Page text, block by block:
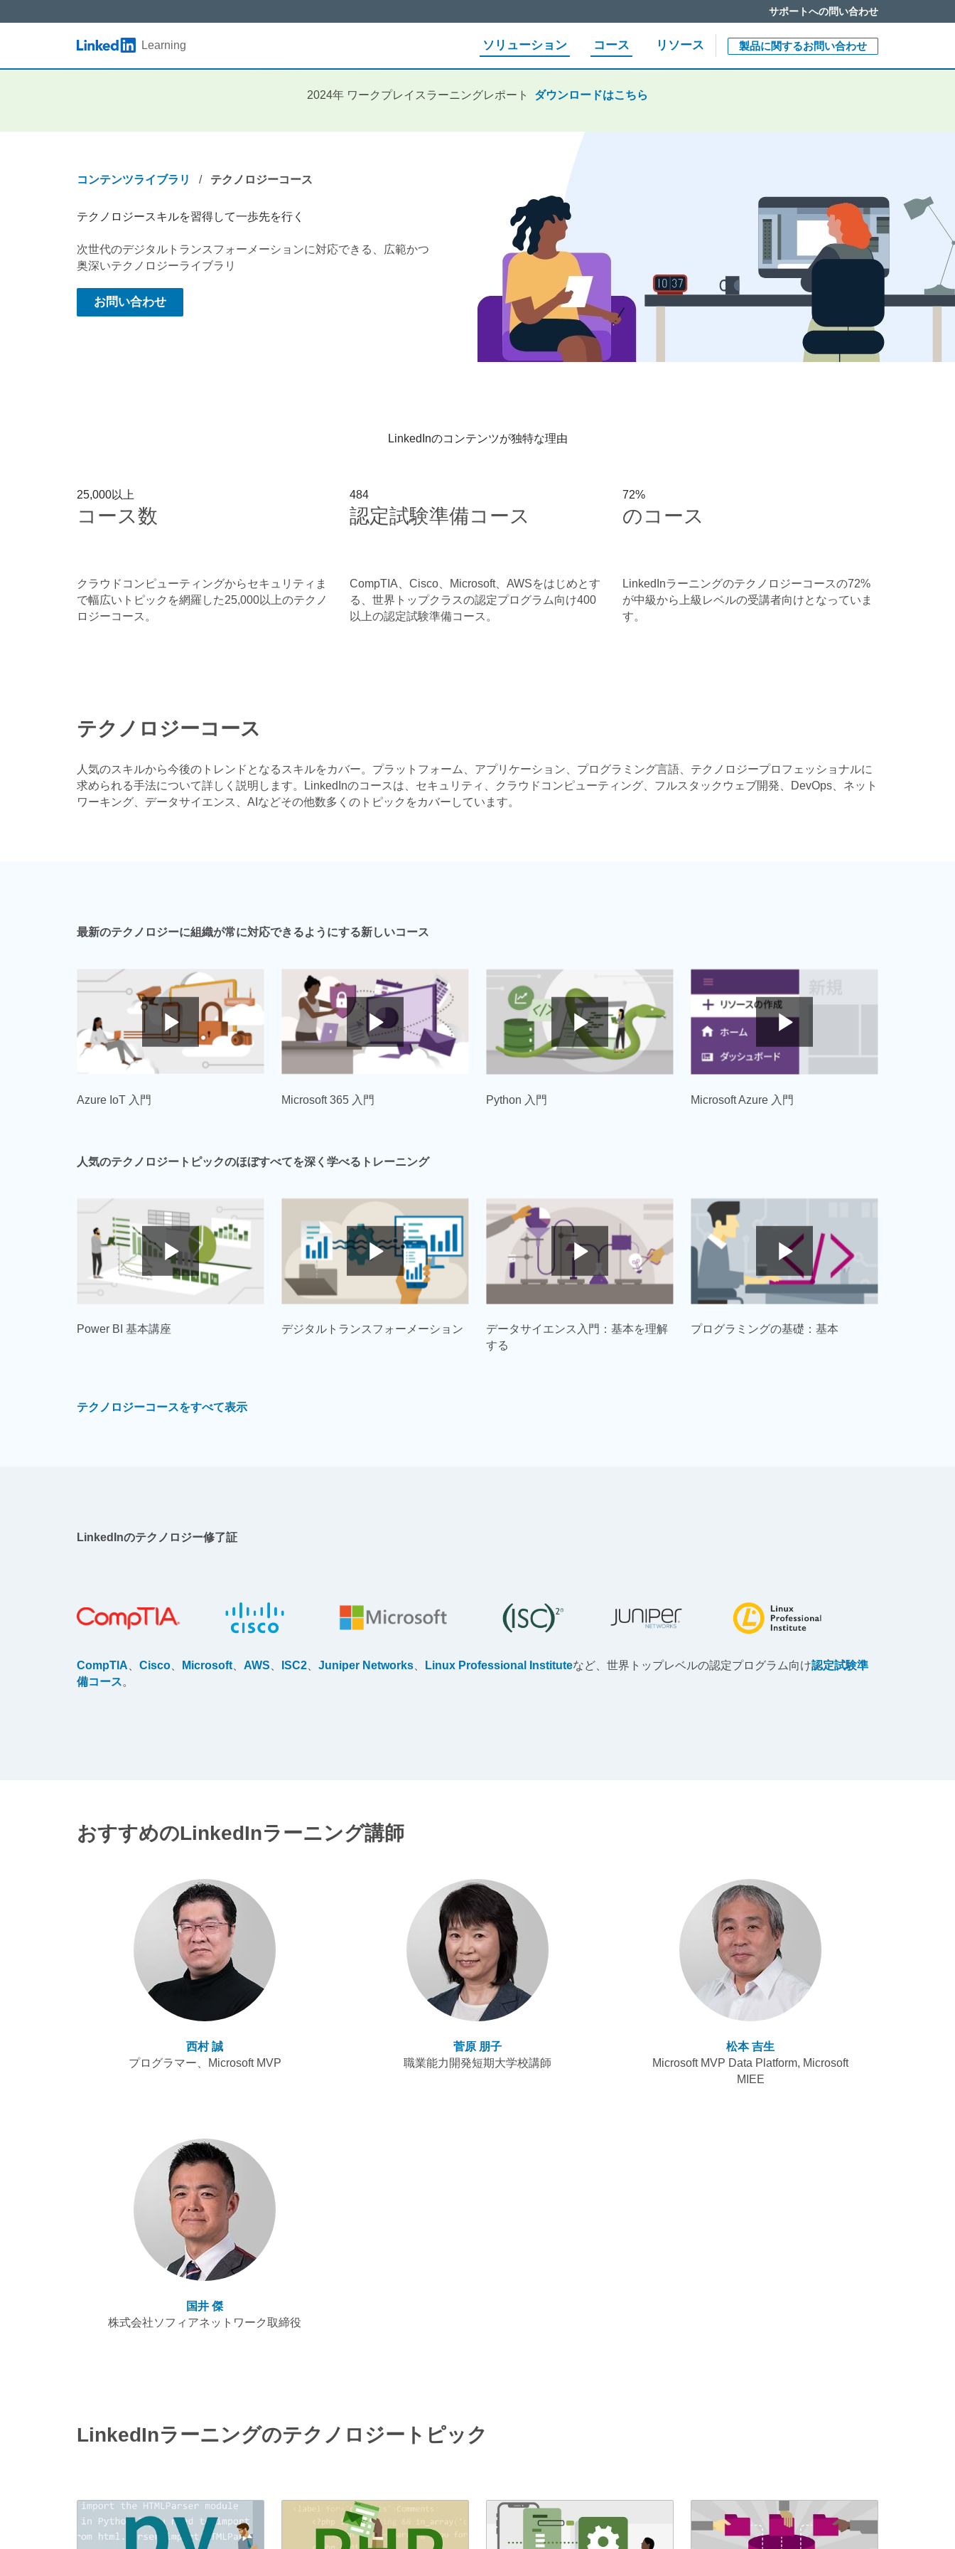
Close jump
サポートへの問い合わせ
LinkedIn LogoLearning ソリューション コース リソース 製品に関するお問い合わせ
2024年 ワークプレイスラーニングレポート ダウンロードはこちら
コンテンツライブラリ / テクノロジーコース
テクノロジースキルを習得して一歩先を行く
次世代のデジタルトランスフォーメーションに対応できる、広範かつ
奥深いテクノロジーライブラリ
お問い合わせ
LinkedInのコンテンツが独特な理由
25,000以上
コース数
クラウドコンピューティングからセキュリティま
で幅広いトピックを網羅した25,000以上のテクノ
ロジーコース​。
484
認定試験準備コース
CompTIA、Cisco、Microsoft、AWSをはじめとす
る、世界トップクラスの認定プログラム向け400
以上の認定試験準備コース。
72%
のコース
LinkedInラーニングのテクノロジーコースの72%
が中級から上級レベルの受講者向けとなっていま
す。
テクノロジーコース
人気のスキルから今後のトレンドとなるスキルをカバー。プラットフォーム、アプリケーション、プログラミング言語、テクノロジープロフェッショナルに
求められる手法について詳しく説明します。LinkedInのコースは、セキュリティ、クラウドコンピューティング、フルスタックウェブ開発、DevOps、ネット
ワーキング、データサイエンス、AIなどその他数多くのトピックをカバーしています。
最新のテクノロジーに組織が常に対応できるようにする新しいコース
Azure IoT 入門 Microsoft 365 入門 Python 入門 Microsoft Azure 入門
人気のテクノロジートピックのほぼすべてを深く学べるトレーニング
Power BI 基本講座 デジタルトランスフォーメーション
データサイエンス入門：基本を理解
する
プログラミングの基礎：基本
テクノロジーコースをすべて表示
LinkedInのテクノロジー修了証
CompTIA Cisco Microsoft AWS ISC2 Juniper Networks Linux Professional Instituteなど、世界トップレベルの認定プログラム向け認定試験準
備コース。
おすすめのLinkedInラーニング講師
西村 誠
プログラマー、Microsoft MVP
菅原 朋子
職業能力開発短期大学校講師
松本 吉生
Microsoft MVP Data Platform, Microsoft
MIEE
国井 傑
株式会社ソフィアネットワーク取締役
LinkedInラーニングのテクノロジートピック